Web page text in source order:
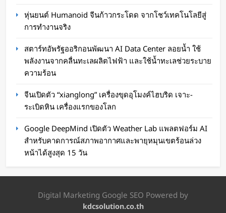
WaWaW Content
แพลตฟอร์ม AI สำหรับคาดการณ์สภาพอากาศและ
พายุหมุนเขตร้อนล่วงหน้าได้สูงสุด 15 วัน
หุ่นยนต์ Humanoid จีนก้าวกระโดด จากโชว์เทคโนโลยีสู่
การทำงานจริง
สตาร์ทอัพรัฐออริกอนพัฒนา AI Data Center ลอยน้ำ ใช้
พลังงานจากคลื่นทะเลผลิตไฟฟ้า และใช้น้ำทะเลช่วยระบาย
ความร้อน
จีนเปิดตัว “xianglong” เครื่องขุดอุโมงค์ไฮบริด เจาะ-
ระเบิดหิน เครื่องแรกของโลก
Google DeepMind เปิดตัว Weather Lab แพลตฟอร์ม AI
สำหรับคาดการณ์สภาพอากาศและพายุหมุนเขตร้อนล่วง
หน้าได้สูงสุด 15 วัน
Digital Marketing Google SEO Powered by
kdcsolution.co.th